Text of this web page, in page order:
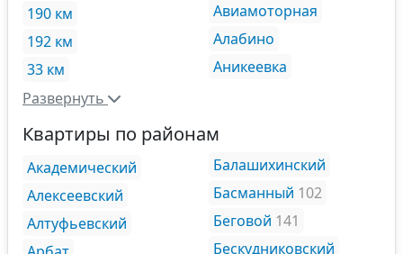
190 км
192 км
33 км
Авиамоторная
Алабино
Аникеевка
Развернуть
Квартиры по районам
Академический
Алексеевский
Алтуфьевский
Балашихинский
Басманный 102
Беговой 141
Бескудниковский